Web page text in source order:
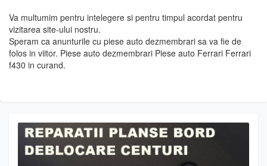
Va multumim pentru intelegere si pentru timpul acordat pentru
vizitarea site-ului nostru.
Speram ca anunturile cu piese auto dezmembrari sa va fie de
folos in viitor. Piese auto dezmembrari Piese auto Ferrari Ferrari
f430 in curand.